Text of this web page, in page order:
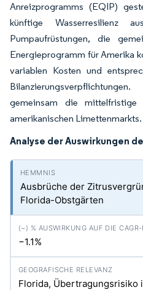
Anreizprogramms (EQIP)
künftige Wasserresilienz
Pumpaufrüstungen, die
Energieprogramm für Amerika
variablen Kosten und
gemeinsam die mittelfristige
amerikanischen Limettenmarkts.
Analyse der Auswirkungen
Ausbrüche der
Florida-Obstgärten
−1.1%
Florida, Übertragungsrisiko